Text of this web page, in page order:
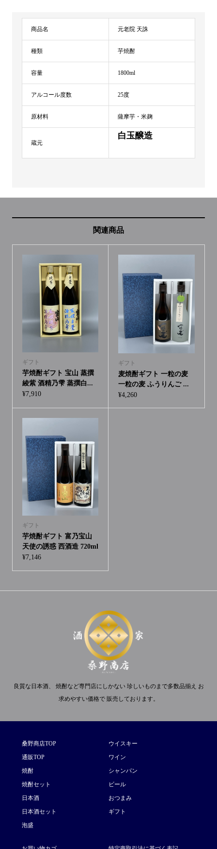
商品名 元老院 天誅
種類 芋焼酎
容量 1800ml
アルコール度数 25度
原材料 薩摩芋・米麹
蔵元
白玉醸造
関連商品
ギフト
芋焼酎ギフト 宝山 蒸撰
綾紫 酒精乃雫 蒸撰白...
¥7,910
ギフト
麦焼酎ギフト 一粒の麦
一粒の麦 ふうりんご ...
¥4,260
ギフト
芋焼酎ギフト 富乃宝山
天使の誘惑 西酒造 720ml
¥7,146
良質な日本酒、 焼酎など専門店にしかない 珍しいものまで多数品揃え お
求めやすい価格で 販売しております。
桑野商店TOP
通販TOP
焼酎
焼酎セット
日本酒
日本酒セット
泡盛
ウイスキー
ワイン
シャンパン
ビール
おつまみ
ギフト